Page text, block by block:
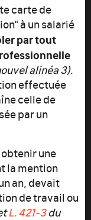
carte de
à un salarié
par tout
alinéa 3).
effectuée
celle de
par un
une
la mention
an, devait
de travail ou
L. 421-3du